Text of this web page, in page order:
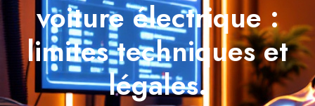
voiture électrique :
limites techniques et
légales.